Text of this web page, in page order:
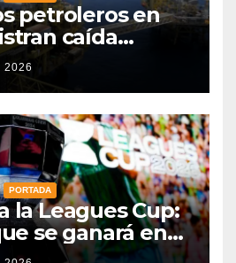
petroleros en
caída
década
2026
PORTADA
la Leagues Cup:
se ganará en